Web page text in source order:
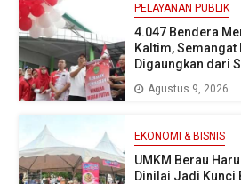
PELAYANAN PUBLIK
4.047 Bendera
Kaltim,
Digaungkan dari
Agustus 9, 2026
EKONOMI & BISNIS
UMKM Berau
Dinilai Jadi Kunci